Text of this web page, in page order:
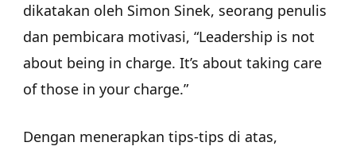
dikatakan oleh Simon Sinek, seorang penulis
dan pembicara motivasi, “Leadership is not
about being in charge. It’s about taking care
of those in your charge.”
Dengan menerapkan tips-tips di atas,